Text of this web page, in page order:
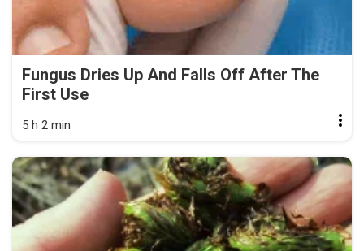
Fungus Dries Up And Falls Off After The
First Use
5 h 2 min